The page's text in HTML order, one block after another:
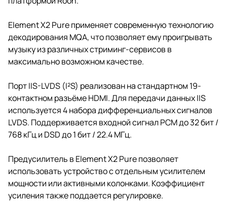
Element X2 Pure применяет современную технологию
декодирования MQA, что позволяет ему проигрывать
музыку из различных стриминг-сервисов в
максимально возможном качестве.
Порт IIS-LVDS (I²S) реализован на стандартном 19-
контактном разъёме HDMI. Для передачи данных IIS
используется 4 набора дифференциальных сигналов
LVDS. Поддерживается входной сигнал PCM до 32 бит /
768 кГц и DSD до 1 бит / 22.4 МГц.
Предусилитель в Element X2 Pure позволяет
использовать устройство с отдельным усилителем
мощности или активными колонками. Коэффициент
усиления также поддается регулировке.